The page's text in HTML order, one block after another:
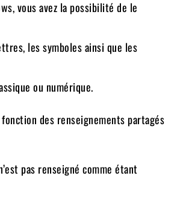
vous avez la possibilité de le
les symboles ainsi que les
ou numérique.
des renseignements partagés
pas renseigné comme étant